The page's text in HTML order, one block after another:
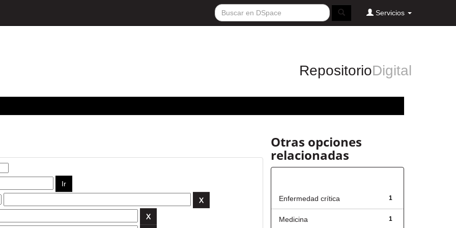
Servicios
RepositorioDigital
Otras opciones
relacionadas
1
Enfermedad crítica
1
Medicina